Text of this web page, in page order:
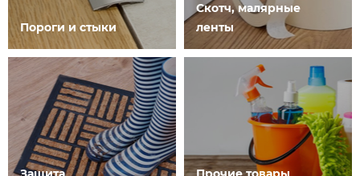
Пороги и стыки
Скотч, малярные
ленты